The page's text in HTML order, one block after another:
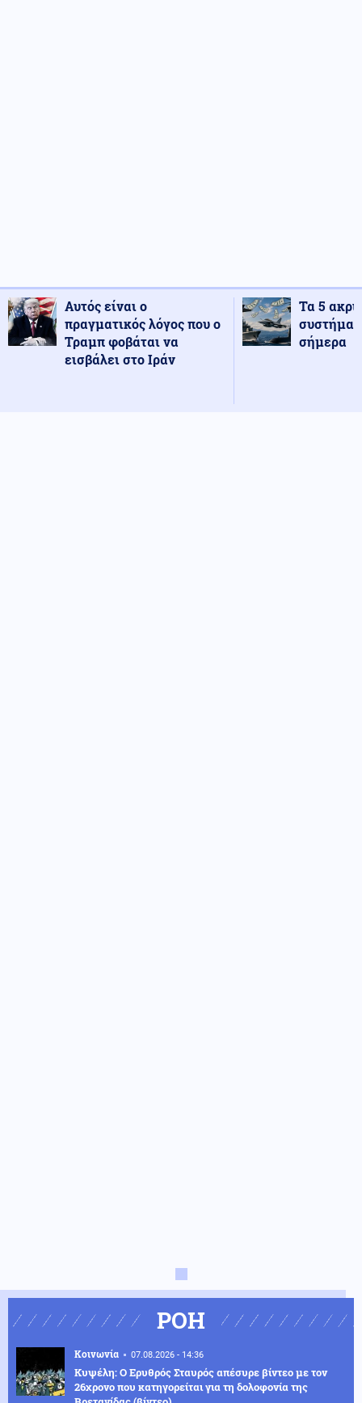
Αυτός είναι ο
πραγματικός λόγος που ο
Τραμπ φοβάται να
εισβάλει στο Ιράν
Τα 5
σήμερα
ΡΟΗ
Κοινωνία 07.08.2026 - 14:36
Κυψέλη: Ο Ερυθρός Σταυρός απέσυρε βίντεο με τον
26χρονο που κατηγορείται για τη δολοφονία της